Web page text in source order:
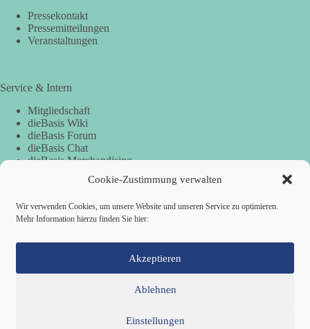
Cookie-Zustimmung verwalten
Wir verwenden Cookies, um unsere Website und unseren Service zu optimieren.
Mehr Information hierzu finden Sie hier:
Akzeptieren
Ablehnen
Einstellungen
Pressekontakt
Pressemitteilungen
Veranstaltungen
Service & Intern
Mitgliedschaft
dieBasis Wiki
dieBasis Forum
dieBasis Chat
dieBasis Merchandising
Spenden
Kontakt Cookie-Richtlinie (EU)